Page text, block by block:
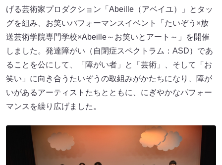
げる芸術家プロダクション「Abeille（アベイユ）」とタッ
グを組み、お笑いパフォーマンスイベント「たいぞう×放
送芸術学院専門学校×Abeille～お笑いとアート～」を開催
しました。発達障がい（自閉症スペクトラム：ASD）であ
ることを公にして、「障がい者」と「芸術」、そして「お
笑い」に向き合うたいぞうの取組みがかたちになり、障が
いがあるアーティストたちとともに、にぎやかなパフォー
マンスを繰り広げました。